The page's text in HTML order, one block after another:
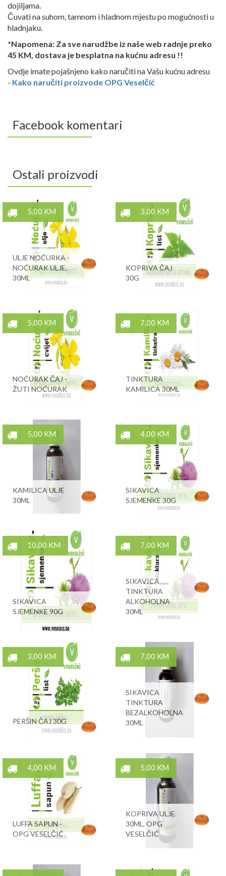
dojiljama.
Čuvati na suhom, tamnom i hladnom mjestu po mogućnosti u
hladnjaku.
*Napomena: Za sve narudžbe iz naše web radnje preko
45 KM, dostava je besplatna na kućnu adresu !!
Ovdje imate pojašnjeno kako naručiti na Vašu kućnu adresu
- Kako naručiti proizvode OPG Veselčić
Facebook komentari
Ostali proizvodi
5,00 KM
ULJE NOĆURKA -
NOĆURAK ULJE,
30ML
3,00 KM
KOPRIVA ČAJ
30G
5,00 KM
NOĆURAK ČAJ -
ŽUTI NOĆURAK
7,00 KM
TINKTURA
KAMILICA 30ML
5,00 KM
KAMILICA ULJE
30ML
4,00 KM
SIKAVICA
SJEMENKE 30G
10,00 KM
SIKAVICA
SJEMENKE 90G
7,00 KM
SIKAVICA
TINKTURA
ALKOHOLNA
30ML
3,00 KM
PERŠIN ČAJ 30G
7,00 KM
SIKAVICA
TINKTURA
BEZALKOHOLNA
30ML
4,00 KM
LUFFA SAPUN -
OPG VESELČIĆ
5,00 KM
KOPRIVA ULJE
30ML, OPG
VESELČIĆ